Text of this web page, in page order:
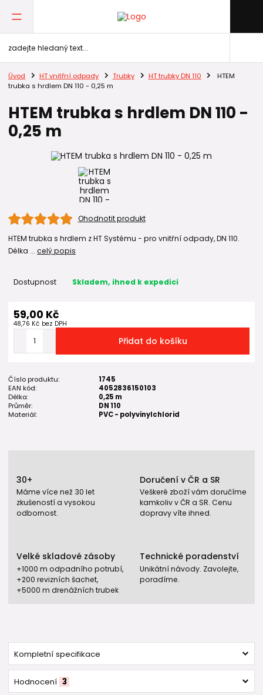
Úvod HT vnitřní odpady Trubky HT trubky DN 110
HTEM
trubka s hrdlem DN 110 - 0,25 m
HTEM trubka s hrdlem DN 110 -
0,25 m
Ohodnotit produkt
HTEM trubka s hrdlem z HT Systému - pro vnitřní odpady, DN 110.
Délka ... celý popis
Dostupnost Skladem, ihned k expedici
59,00 Kč
48,76 Kč bez DPH
Přidat do košíku
Číslo produktu:
1745
EAN kód:
4052836150103
Délka:
0,25 m
Průměr:
DN 110
Materiál:
PVC - polyvinylchlorid
30+
Máme více než 30 let
zkušeností a vysokou
odbornost.
Doručení v ČR a SR
Veškeré zboží vám doručíme
kamkoliv v ČR a SR. Cenu
dopravy víte ihned.
Velké skladové zásoby
+1000 m odpadního potrubí,
+200 revizních šachet,
+5000 m drenážních trubek
Technické poradenství
Unikátní návody. Zavolejte,
poradíme.
Kompletní specifikace
Hodnocení 3